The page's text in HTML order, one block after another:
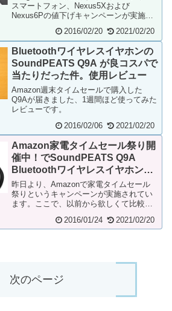
スマートフォン、Nexus5Xおよび
Nexus6Pの値下げキャンペーンが実施中
2016/02/20 2021/02/20
Bluetoothワイヤレスイヤホンの
SoundPEATS Q9A が良コスパで
当たりだった件。使用レビュー
Amazon週末タイムセールで購入した
Q9Aが届きました、1週間ほど使ってみた
レビューです。
2016/02/06 2021/02/20
Amazon家電タイムセール祭り開
催中！でSoundPEATS Q9A
Bluetoothワイヤレスイヤホンが
気になる件
昨日より、Amazonで家電タイムセール
祭りというキャンペーンが実施されてい
ます。ここで、以前から欲しくて比較し
2016/01/24 2021/02/20
次のページ